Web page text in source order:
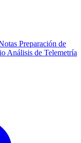
Preparación de
Análisis de Telemetría